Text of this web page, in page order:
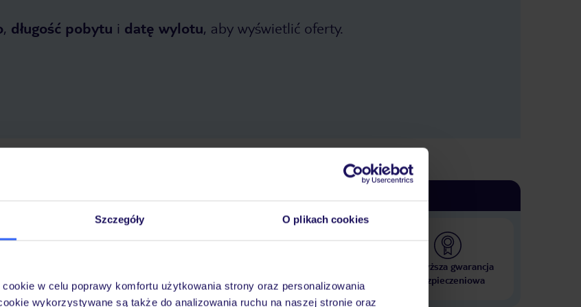
Szczegóły O plikach cookies
w celu poprawy komfortu użytkowania strony oraz personalizowania
wykorzystywane są także do analizowania ruchu na naszej stronie oraz
, długość pobytu i datę wylotu, aby wyświetlić oferty.
wakacjach 24/7
krajach
Najwyższa gwarancja
ubezpieczeniowa